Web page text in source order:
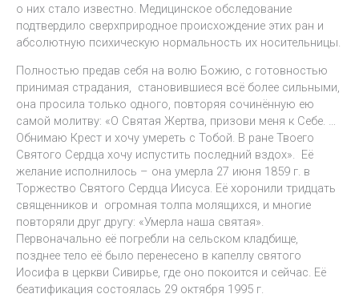
о них стало известно. Медицинское обследование
подтвердило сверхприродное происхождение этих ран и
абсолютную психическую нормальность их носительницы.
Полностью предав себя на волю Божию, с готовностью
принимая страдания, становившиеся всё более сильными,
она просила только одного, повторяя сочинённую ею
самой молитву: «О Святая Жертва, призови меня к Себе. …
Обнимаю Крест и хочу умереть с Тобой. В ране Твоего
Святого Сердца хочу испустить последний вздох». Её
желание исполнилось – она умерла 27 июня 1859 г. в
Торжество Святого Сердца Иисуса. Её хоронили тридцать
священников и огромная толпа молящихся, и многие
повторяли друг другу: «Умерла наша святая».
Первоначально её погребли на сельском кладбище,
позднее тело её было перенесено в капеллу святого
Иосифа в церкви Сивирье, где оно покоится и сейчас. Её
беатификация состоялась 29 октября 1995 г.